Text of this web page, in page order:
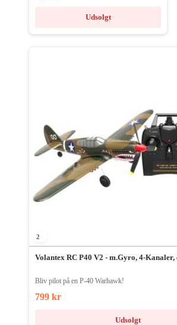
Udsolgt
2
Volantex RC P40 V2 - m.Gyro, 4-
Bliv pilot på en P-40 Warhawk!
799 kr
Udsolgt